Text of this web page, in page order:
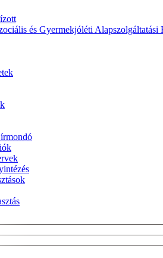
és Gyermekjóléti Alapszolgáltatási